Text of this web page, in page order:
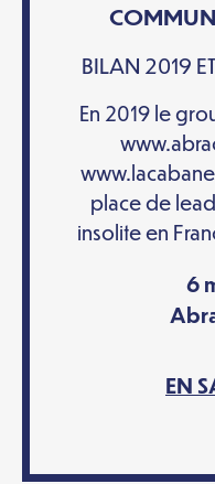
BILAN 2019
En 2019 le
place de
insolite en
6
EN